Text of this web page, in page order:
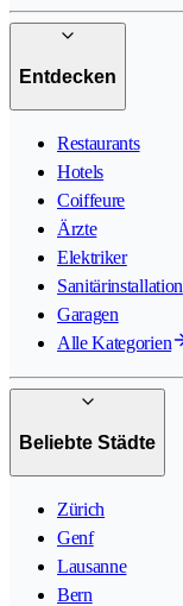
Entdecken
Restaurants
Hotels
Coiffeure
Ärzte
Elektriker
Sanitärinstallation
Garagen
Alle Kategorien
Beliebte Städte
Zürich
Genf
Lausanne
Bern